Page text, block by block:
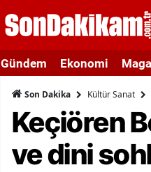
Gündem Ekonomi
Son Dakika Kültür Sanat
Keçiören
ve dini